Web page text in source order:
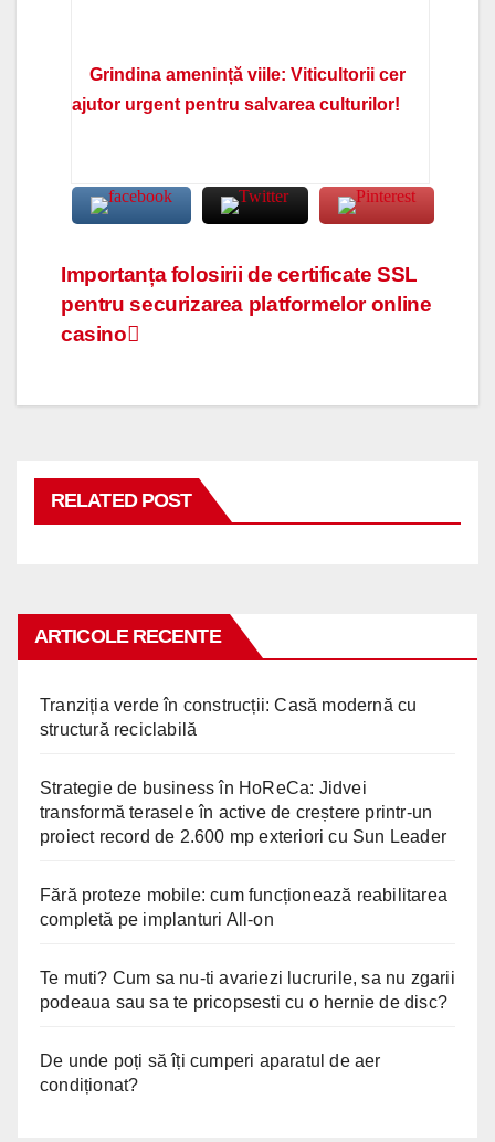
Grindina amenință viile: Viticultorii cer
ajutor urgent pentru salvarea culturilor!
Navigare
în
Importanța folosirii de certificate SSL
pentru securizarea platformelor online
casino
RELATED POST
ARTICOLE RECENTE
Tranziția verde în construcții: Casă modernă cu
structură reciclabilă
Strategie de business în HoReCa: Jidvei
transformă terasele în active de creștere printr-un
proiect record de 2.600 mp exteriori cu Sun Leader
Fără proteze mobile: cum funcționează reabilitarea
completă pe implanturi All-on
Te muti? Cum sa nu-ti avariezi lucrurile, sa nu zgarii
podeaua sau sa te pricopsesti cu o hernie de disc?
De unde poți să îți cumperi aparatul de aer
condiționat?